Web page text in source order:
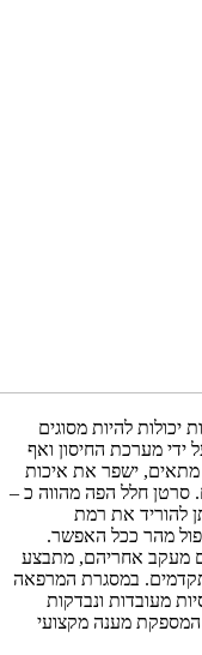
המחלות יכולות להיות מסוגים
ידי מערכת החיסון ואף
מתאים, ישפר את איכות
סרטן חלל הפה מהווה כ –
להוריד את רמת
מהר ככל האפשר.
מעקב אחריהם, מתבצע
במסגרת המרפאה
מעובדות ונבדקות
המספקת מענה מקצועי